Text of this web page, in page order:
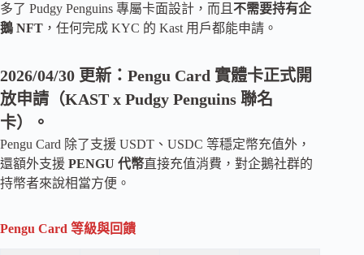
多了 Pudgy Penguins 專屬卡面設計，而且 不需要持有企
鵝 NFT ，任何完成 KYC 的 Kast 用戶都能申請。
2026/04/30 更新：Pengu Card 實體卡正式開
放申請（KAST x Pudgy Penguins 聯名
卡）。
Pengu Card 除了支援 USDT、USDC 等穩定幣充值外，
還額外支援 PENGU 代幣直接充值消費，對企鵝社群的
持幣者來說相當方便。
Pengu Card 等級與回饋